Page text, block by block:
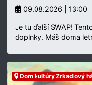
09.08.2026 | 13:00
Je tu ďalší SWAP!
doplnky. Máš doma
Dom kultúry Zrkadlový